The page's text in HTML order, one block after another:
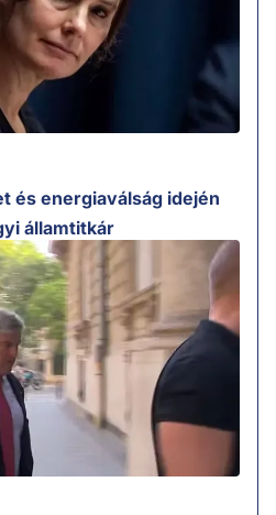
és energiaválság idején
államtitkár